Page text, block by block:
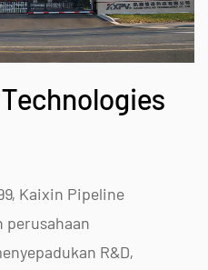
Kaixin Pipeline
perusahaan
R&D,